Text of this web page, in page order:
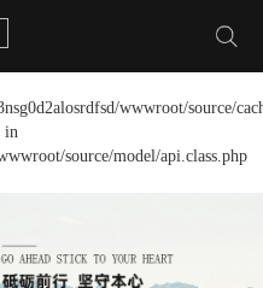
wwwroot/source/
in
source/model/api.class.php